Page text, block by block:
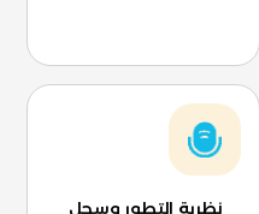
نظرية التطور وسجل